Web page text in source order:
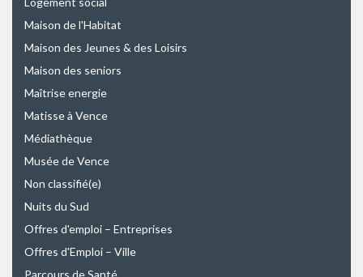
Maison de l'Habitat
Maison des Jeunes & des Loisirs
Maison des seniors
Maîtrise energie
Matisse à Vence
Médiathèque
Musée de Vence
Non classifié(e)
Nuits du Sud
Offres d'emploi – Entreprises
Offres d'Emploi – Ville